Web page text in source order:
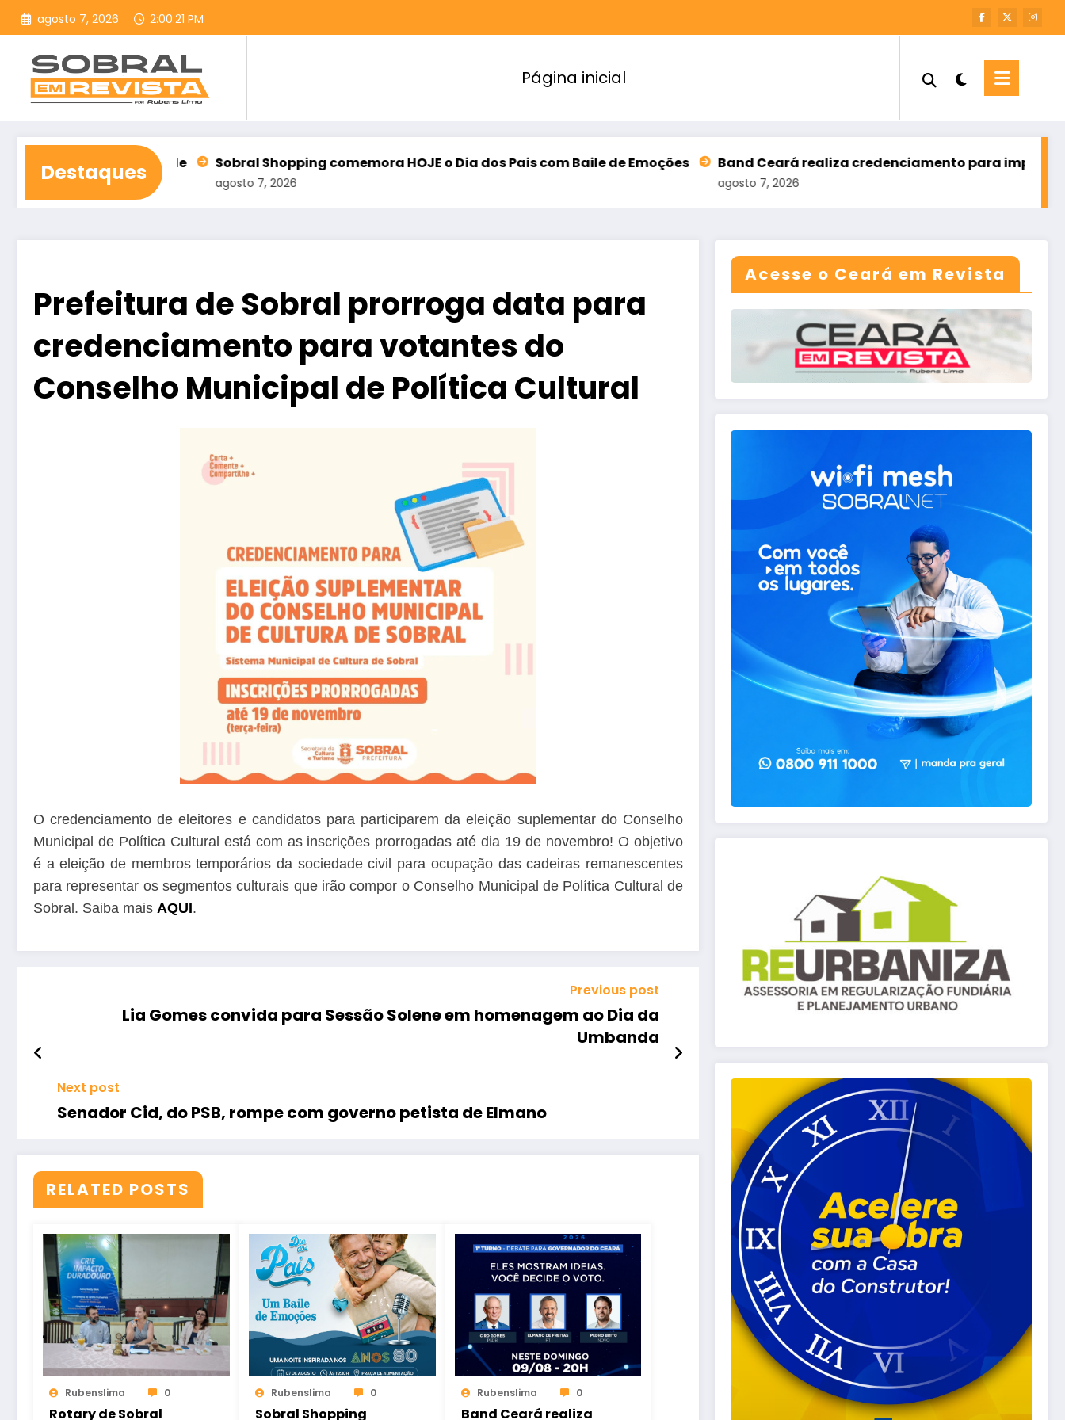
Pular
para
conteúdo
agosto 7, 2026 2:00:23 PM
Página inicial
DestaquesSobral Shopping comemora HOJE o Dia dos Pais com Baile de Emoções
agosto 7, 2026
Band Ceará realiza credenciamento para imprensa cobrir o
Prefeitura de Sobral prorroga data para
credenciamento para votantes do
Conselho Municipal de Política Cultural
O credenciamento de eleitores e candidatos para participarem da eleição suplementar do Conselho
Municipal de Política Cultural está com as inscrições prorrogadas até dia 19 de novembro! O objetivo
é a eleição de membros temporários da sociedade civil para ocupação das cadeiras remanescentes
para representar os segmentos culturais que irão compor o Conselho Municipal de Política Cultural de
Sobral. Saiba mais AQUI.
Previous post
Lia Gomes convida para Sessão Solene em homenagem ao Dia da
Umbanda
Next post
Senador Cid, do PSB, rompe com governo petista de Elmano
RELATED POSTS
Rubenslima 0
Rotary de Sobral
Rubenslima 0
Sobral Shopping
Rubenslima 0
Band Ceará realiza
Acesse o Ceará em Revista